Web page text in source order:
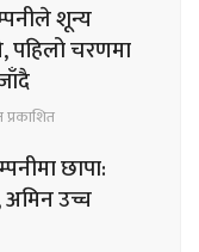
शून्य
पहिलो चरणमा
छापा:
उच्च